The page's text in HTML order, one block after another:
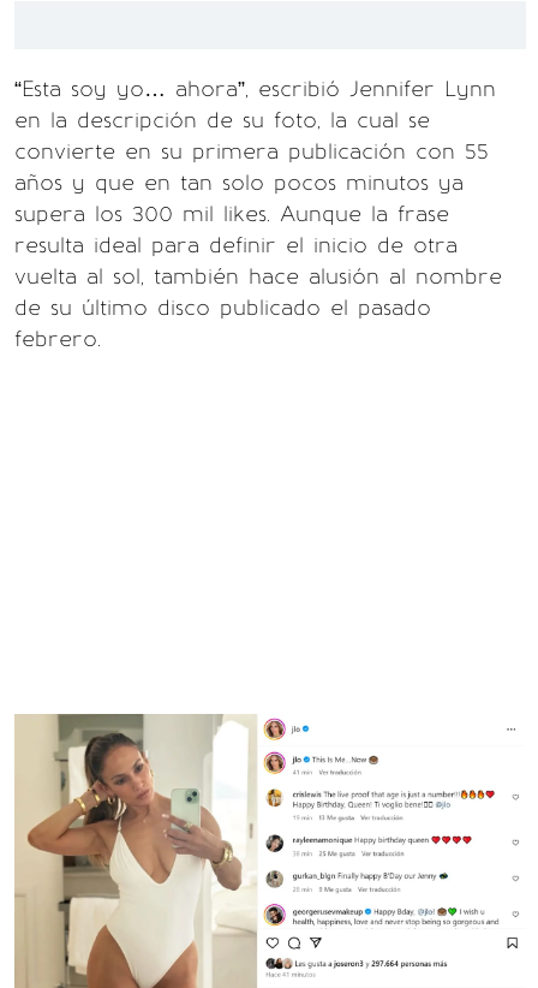
“Esta soy yo… ahora”, escribió Jennifer Lynn
en la descripción de su foto, la cual se
convierte en su primera publicación con 55
años y que en tan solo pocos minutos ya
supera los 300 mil likes. Aunque la frase
resulta ideal para definir el inicio de otra
vuelta al sol, también hace alusión al nombre
de su último disco publicado el pasado
febrero.